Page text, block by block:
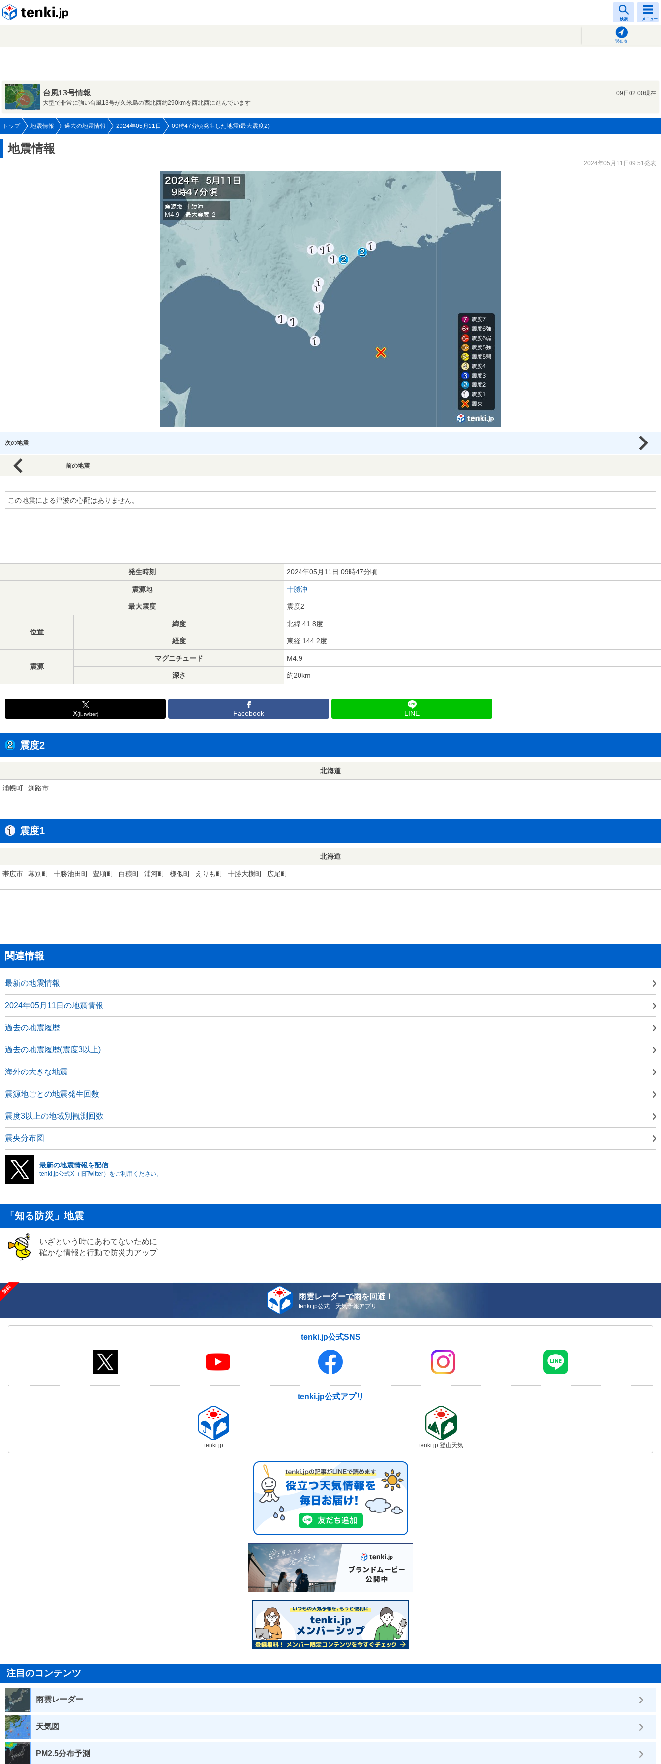
検索 メニュー
現在地
台風13号情報
09日02:00現在
大型で非常に強い台風13号が久米島の西北西約290kmを西北西に進んでいます
トップ 地震情報 過去の地震情報 2024年05月11日 09時47分頃発生した地震(最大震度2)
地震情報
2024年05月11日09:51発表
次の地震
前の地震
この地震による津波の心配はありません。
発生時刻 2024年05月11日 09時47分頃
震源地 十勝沖
最大震度 震度2
位置
緯度 北緯 41.8度
経度 東経 144.2度
震源
マグニチュード M4.9
深さ 約20km
X(旧twitter) Facebook LINE
震度2
北海道
浦幌町 釧路市
震度1
北海道
帯広市 幕別町 十勝池田町 豊頃町 白糠町 浦河町 様似町 えりも町 十勝大樹町 広尾町
関連情報
最新の地震情報
2024年05月11日の地震情報
過去の地震履歴
過去の地震履歴(震度3以上)
海外の大きな地震
震源地ごとの地震発生回数
震度3以上の地域別観測回数
震央分布図
最新の地震情報を配信
tenki.jp公式X（旧Twitter）をご利用ください。
「知る防災」地震
いざという時にあわてないために
確かな情報と行動で防災力アップ
雨雲レーダーで雨を回避！
tenki.jp公式 天気予報アプリ
tenki.jp公式SNS
tenki.jp公式アプリ
tenki.jp tenki.jp 登山天気
注目のコンテンツ
雨雲レーダー
天気図
PM2.5分布予測